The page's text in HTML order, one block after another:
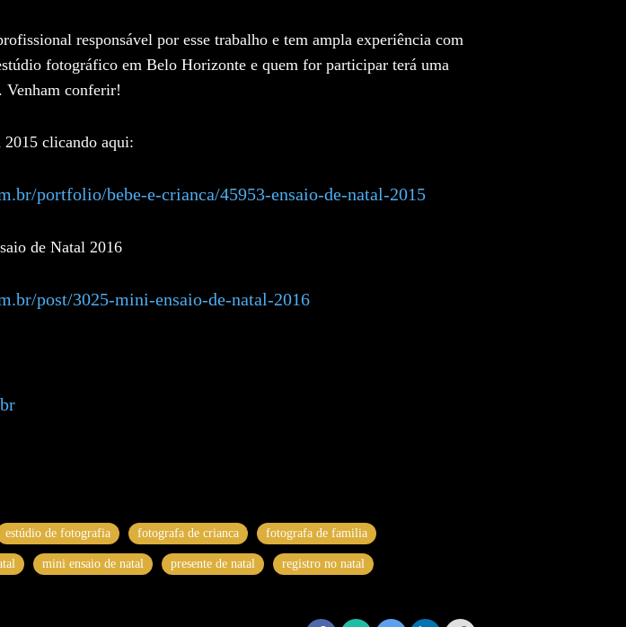
responsável por esse trabalho e tem ampla experiência com
fotográfico em Belo Horizonte e quem for participar terá uma
Venham conferir!
2015 clicando aqui:
portfolio/bebe-e-crianca/45953-ensaio-de-natal-2015
de Natal 2016
post/3025-mini-ensaio-de-natal-2016
estúdio de fotografia fotografa de crianca fotografa de familia
mini ensaio de natal presente de natal registro no natal